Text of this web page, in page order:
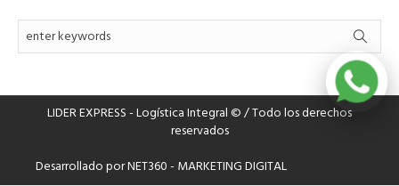
LIDER EXPRESS - Logística Integral © / Todo los derechos
reservados
Desarrollado porNET360 - MARKETING DIGITAL